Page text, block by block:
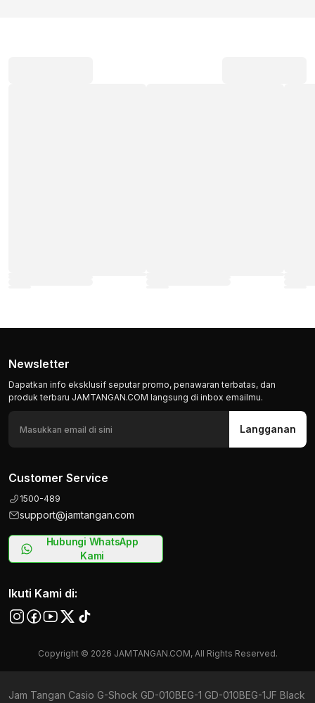
Newsletter
Dapatkan info eksklusif seputar promo, penawaran terbatas, dan
produk terbaru JAMTANGAN.COM langsung di inbox emailmu.
Langganan
Customer Service
1500-489
support@jamtangan.com
Hubungi WhatsApp
Kami
Ikuti Kami di:
Copyright © 2026 JAMTANGAN.COM, All Rights Reserved.
Jam Tangan Casio G-Shock GD-010BEG-1 GD-010BEG-1JF Black